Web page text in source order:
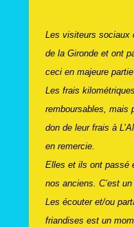
Les visiteurs sociaux
de la Gironde et ont
ceci en majeure
Les frais
remboursables, mais
don de leur frais à
en remercie.
Elles et ils ont passé
nos anciens. C’est
Les écouter et/ou
friandises est un